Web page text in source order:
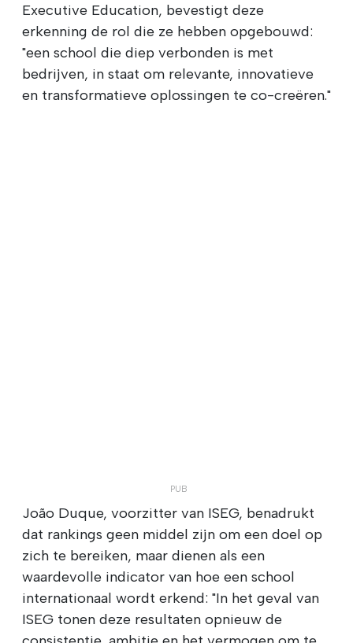
Executive Education, bevestigt deze
erkenning de rol die ze hebben opgebouwd:
"een school die diep verbonden is met
bedrijven, in staat om relevante, innovatieve
en transformatieve oplossingen te co-creëren."
João Duque, voorzitter van ISEG, benadrukt
dat rankings geen middel zijn om een doel op
zich te bereiken, maar dienen als een
waardevolle indicator van hoe een school
internationaal wordt erkend: "In het geval van
ISEG tonen deze resultaten opnieuw de